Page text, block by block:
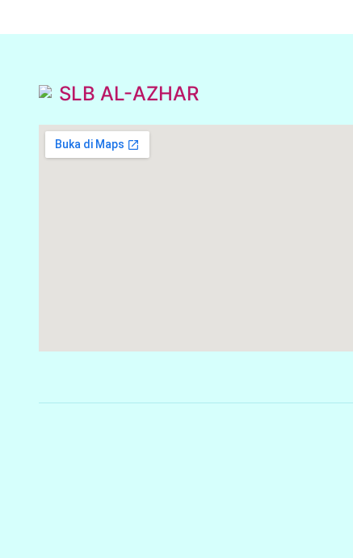
SLB AL-AZHAR